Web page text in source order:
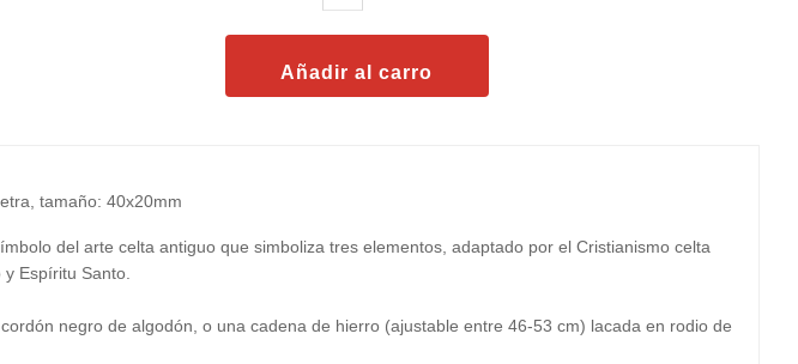
tamaño: 40x20mm
del arte celta antiguo que simboliza tres elementos, adaptado por el Cristianismo celta
Espíritu Santo.
negro de algodón, o una cadena de hierro (ajustable entre 46-53 cm) lacada en rodio de